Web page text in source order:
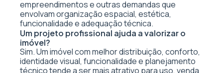
empreendimentos e outras demandas que
envolvam organização espacial, estética,
funcionalidade e adequação técnica.
Um projeto profissional ajuda a valorizar o
imóvel?
Sim. Um imóvel com melhor distribuição, conforto,
identidade visual, funcionalidade e planejamento
técnico tende a ser mais atrativo para uso, venda